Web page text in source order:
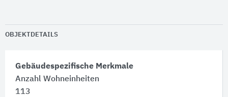
OBJEKTDETAILS
Gebäudespezifische Merkmale
Anzahl Wohneinheiten
113